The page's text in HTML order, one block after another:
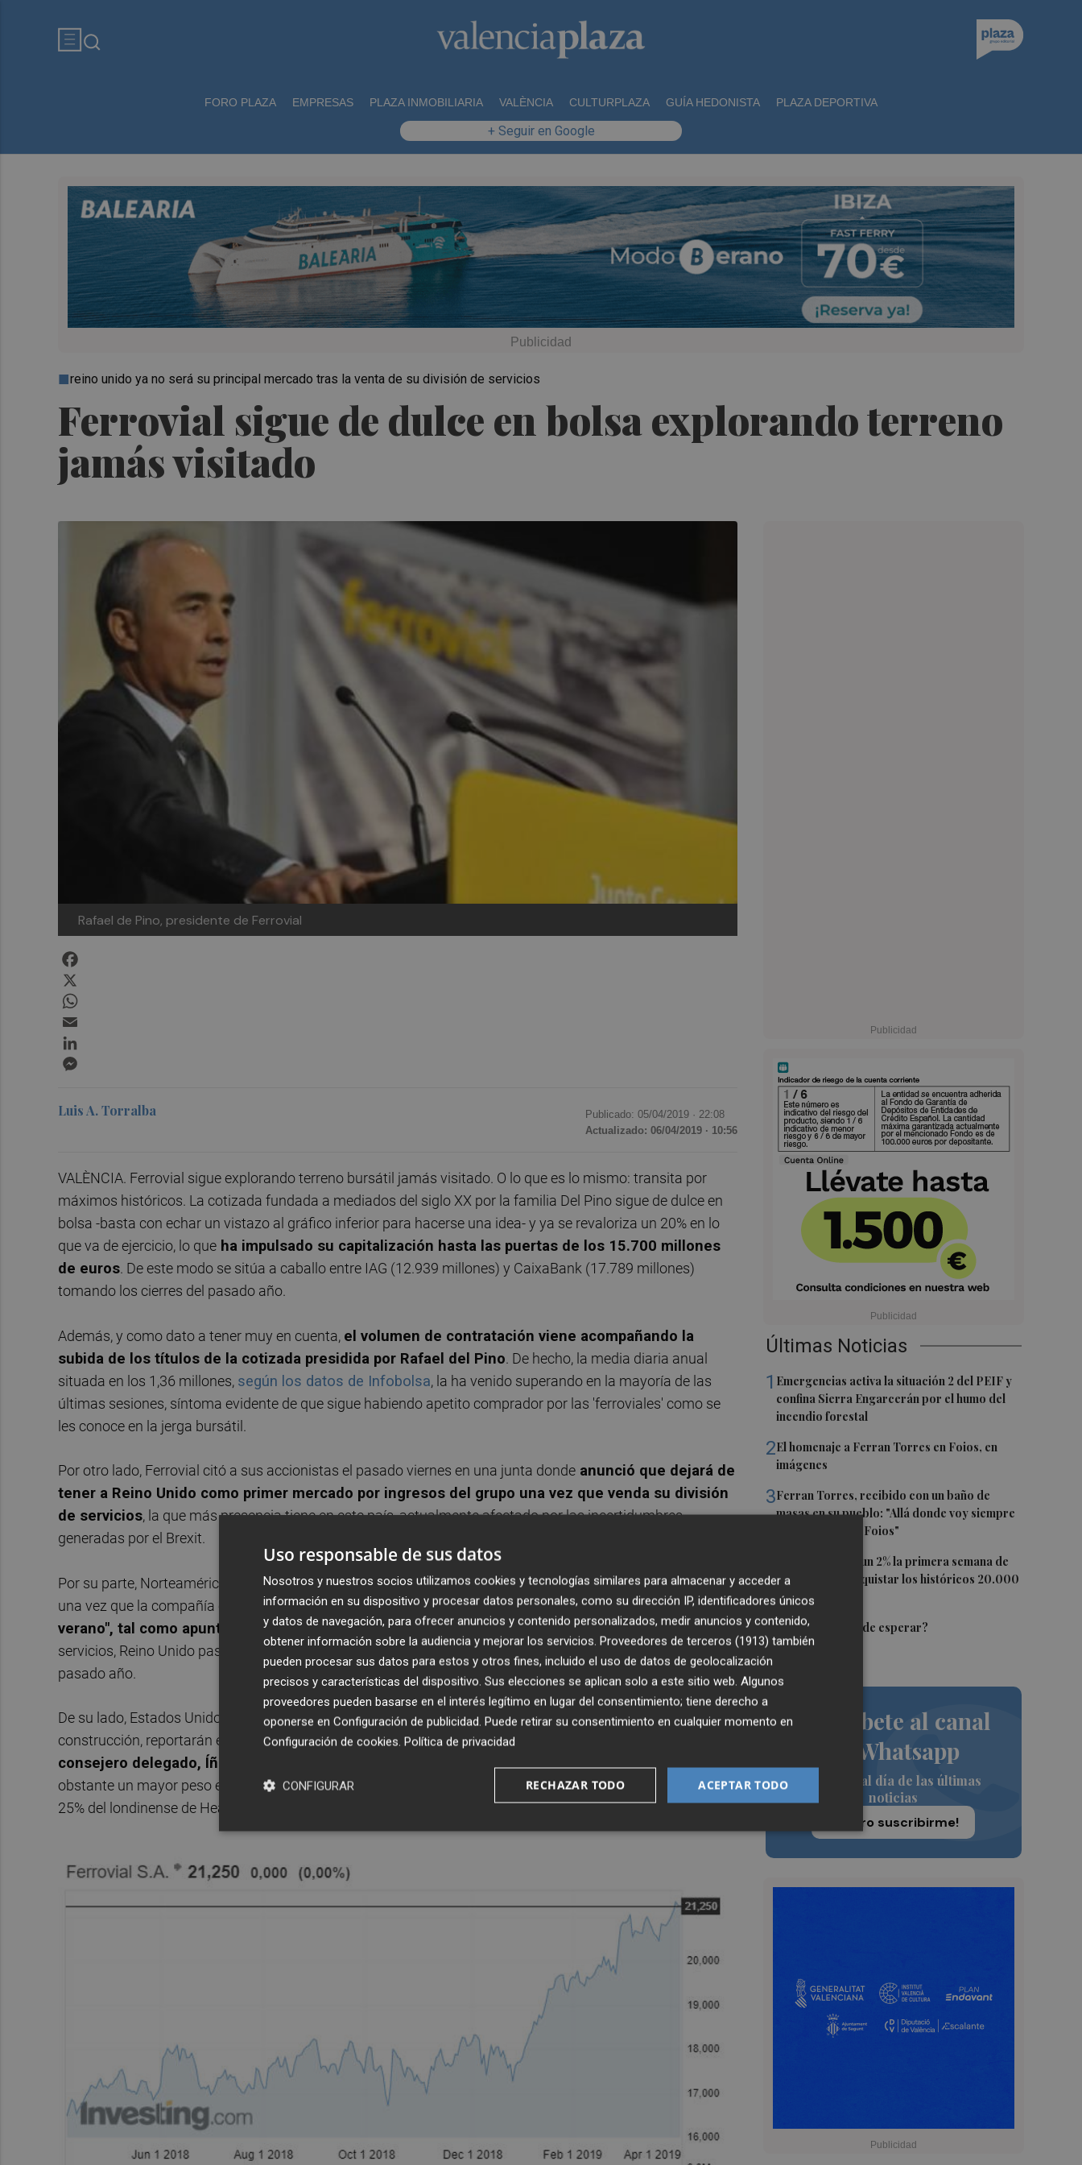
FORO PLAZA EMPRESAS PLAZA INMOBILIARIA VALÈNCIA CULTURPLAZA GUÍA HEDONISTA PLAZA DEPORTIVA
+ Seguir en Google
Ferrovial sigue de dulce en bolsa explorando terreno
jamás visitado
reino unido ya no será su principal mercado tras la venta de su división de servicios
Rafael de Pino, presidente de Ferrovial
Últimas Noticias
1 Emergencias activa la situación 2 del PEIF y
confina Sierra Engarcerán por el humo del
incendio forestal
2El homenaje a Ferran Torres en Foios, en
imágenes
3Ferran Torres, recibido con un baño de
masas en su pueblo: "Allá donde voy siempre
digo que soy de Foios"
El Ibex 35 sube un 2% la primera semana de
agosto tras conquistar los históricos 20.000
puntos
5¿El Pacífico puede esperar?
Suscríbete al canal
de Whatsapp
Siempre al día de las últimas
noticias
¡Quiero suscribirme!
Luis A. Torralba Publicado: 05/04/2019 · 22:08
Actualizado: 06/04/2019 · 10:56
VALÈNCIA. Ferrovial sigue explorando terreno bursátil jamás visitado. O lo que es lo mismo: transita por
máximos históricos. La cotizada fundada a mediados del siglo XX por la familia Del Pino sigue de dulce en
bolsa -basta con echar un vistazo al gráfico inferior para hacerse una idea- y ya se revaloriza un 20% en lo
que va de ejercicio, lo que ha impulsado su capitalización hasta las puertas de los 15.700 millones
de euros. De este modo se sitúa a caballo entre IAG (12.939 millones) y CaixaBank (17.789 millones)
tomando los cierres del pasado año.
Además, y como dato a tener muy en cuenta, el volumen de contratación viene acompañando la
subida de los títulos de la cotizada presidida por Rafael del Pino. De hecho, la media diaria anual
situada en los 1,36 millones, según los datos de Infobolsa, la ha venido superando en la mayoría de las
últimas sesiones, síntoma evidente de que sigue habiendo apetito comprador por las 'ferroviales' como se
les conoce en la jerga bursátil.
Por otro lado, Ferrovial citó a sus accionistas el pasado viernes en una junta donde anunció que dejará de
tener a Reino Unido como primer mercado por ingresos del grupo una vez que venda su división
de servicios, la que más presencia tiene en este país, actualmente afectado por las incertidumbres
generadas por el Brexit.
Por su parte, Norteamérica (Estados Unidos y Canadá) tomará el relevo como primer mercado de Ferrovial
una vez que la compañía culmine la venta del negocio de servicios,operación que espera para "este
verano", tal como apuntó el presidente del grupo, Rafael del Pino. En concreto, una vez que se venda
servicios, Reino Unido pasará a aportar el 6% de los ingresos totales de Ferrovial, frente al 32% que supuso el
pasado año.
De su lado, Estados Unidos y Canadá, donde la compañía está presente con sus negocios de autopistas y
construcción, reportarán el 30% de los ingresos, en comparación con el 17% de 2018, según lo expuso el
consejero delegado, Íñigo Meirás
, durante la junta general de accionistas. Reino Unido tendrá no
obstante un mayor peso en determinados negocios, como el de aeropuertos, toda vez que cuenta con un
25% del londinense de Heathrow y un 50% de otros tres aeródromos regionales.
Uso responsable de sus datos
Nosotros y nuestros socios utilizamos cookies y tecnologías similares para almacenar y acceder a
información en su dispositivo y procesar datos personales, como su dirección IP, identificadores únicos
y datos de navegación, para ofrecer anuncios y contenido personalizados, medir anuncios y contenido,
obtener información sobre la audiencia y mejorar los servicios. Proveedores de terceros (1913) también
pueden procesar sus datos para estos y otros fines, incluido el uso de datos de geolocalización
precisos y características del dispositivo. Sus elecciones se aplican solo a este sitio web. Algunos
proveedores pueden basarse en el interés legítimo en lugar del consentimiento; tiene derecho a
oponerse en Configuración de publicidad. Puede retirar su consentimiento en cualquier momento en
Configuración de cookies. Política de privacidad
ACEPTAR TODO
RECHAZAR TODO
CONFIGURAR